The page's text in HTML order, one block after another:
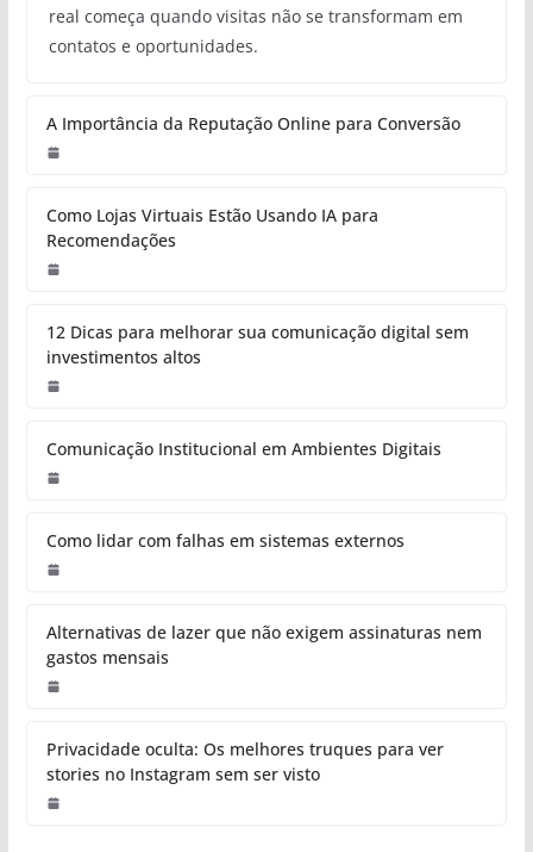
real começa quando visitas não se transformam em
contatos e oportunidades.
A Importância da Reputação Online para Conversão
Como Lojas Virtuais Estão Usando IA para
Recomendações
12 Dicas para melhorar sua comunicação digital sem
investimentos altos
Comunicação Institucional em Ambientes Digitais
Como lidar com falhas em sistemas externos
Alternativas de lazer que não exigem assinaturas nem
gastos mensais
Privacidade oculta: Os melhores truques para ver
stories no Instagram sem ser visto